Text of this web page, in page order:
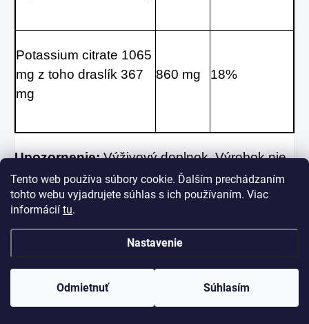
Tento web používa súbory cookie. Ďalším prechádzaním
tohto webu vyjadrujete súhlas s ich používaním. Viac
informácií tu.
Nastavenie
Odmietnuť Súhlasím
Potassium citrate 1065
mg z toho draslík 367
mg
860 mg 18%
Upozornenie: Výživový doplnok. Výrobok nie
je náhradou vyváženej a pestrej stravy.
Skladujte v suchu pri teplote do 25 stupňov.
Chráňte pred mrazom a priamym slnečným
žiarením. Nevhodné pre deti, tehotné a
Výrobca neručí za škody vzniknuté
nevhodným použitím alebo skladovaním.